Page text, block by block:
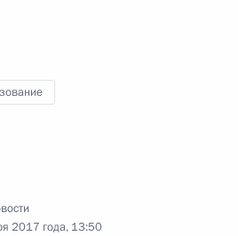
2017 года, 13:50